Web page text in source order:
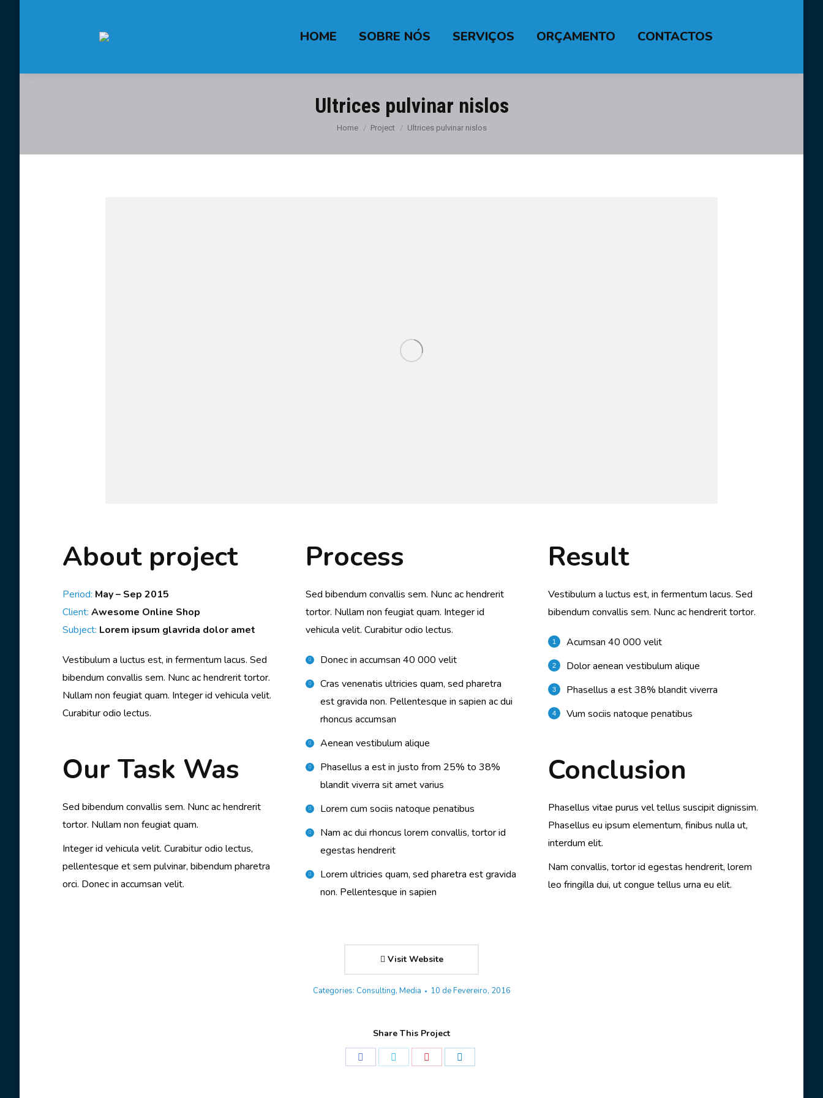
HOME SOBRE NÓS SERVIÇOS ORÇAMENTO CONTACTOS
Ultrices pulvinar nislos
You are here:
Home Project Ultrices pulvinar nislos
About project
Period: May – Sep 2015
Client: Awesome Online Shop
Subject: Lorem ipsum glavrida dolor amet
Vestibulum a luctus est, in fermentum lacus. Sed
bibendum convallis sem. Nunc ac hendrerit tortor.
Nullam non feugiat quam. Integer id vehicula velit.
Curabitur odio lectus.
Our Task Was
Sed bibendum convallis sem. Nunc ac hendrerit
tortor. Nullam non feugiat quam.
Integer id vehicula velit. Curabitur odio lectus,
pellentesque et sem pulvinar, bibendum pharetra
orci. Donec in accumsan velit.
Process
Sed bibendum convallis sem. Nunc ac hendrerit
tortor. Nullam non feugiat quam. Integer id
vehicula velit. Curabitur odio lectus.
Donec in accumsan 40 000 velit
Cras venenatis ultricies quam, sed pharetra
est gravida non. Pellentesque in sapien ac dui
rhoncus accumsan
Aenean vestibulum alique
Phasellus a est in justo from 25% to 38%
blandit viverra sit amet varius
Lorem cum sociis natoque penatibus
Nam ac dui rhoncus lorem convallis, tortor id
egestas hendrerit
Lorem ultricies quam, sed pharetra est gravida
non. Pellentesque in sapien
Result
Vestibulum a luctus est, in fermentum lacus. Sed
bibendum convallis sem. Nunc ac hendrerit tortor.
Acumsan 40 000 velit
Dolor aenean vestibulum alique
Phasellus a est 38% blandit viverra
Vum sociis natoque penatibus
Conclusion
Phasellus vitae purus vel tellus suscipit dignissim.
Phasellus eu ipsum elementum, finibus nulla ut,
interdum elit.
Nam convallis, tortor id egestas hendrerit, lorem
leo fringilla dui, ut congue tellus urna eu elit.
Visit Website
Categories: Consulting, Media 10 de Fevereiro, 2016
Share This Project